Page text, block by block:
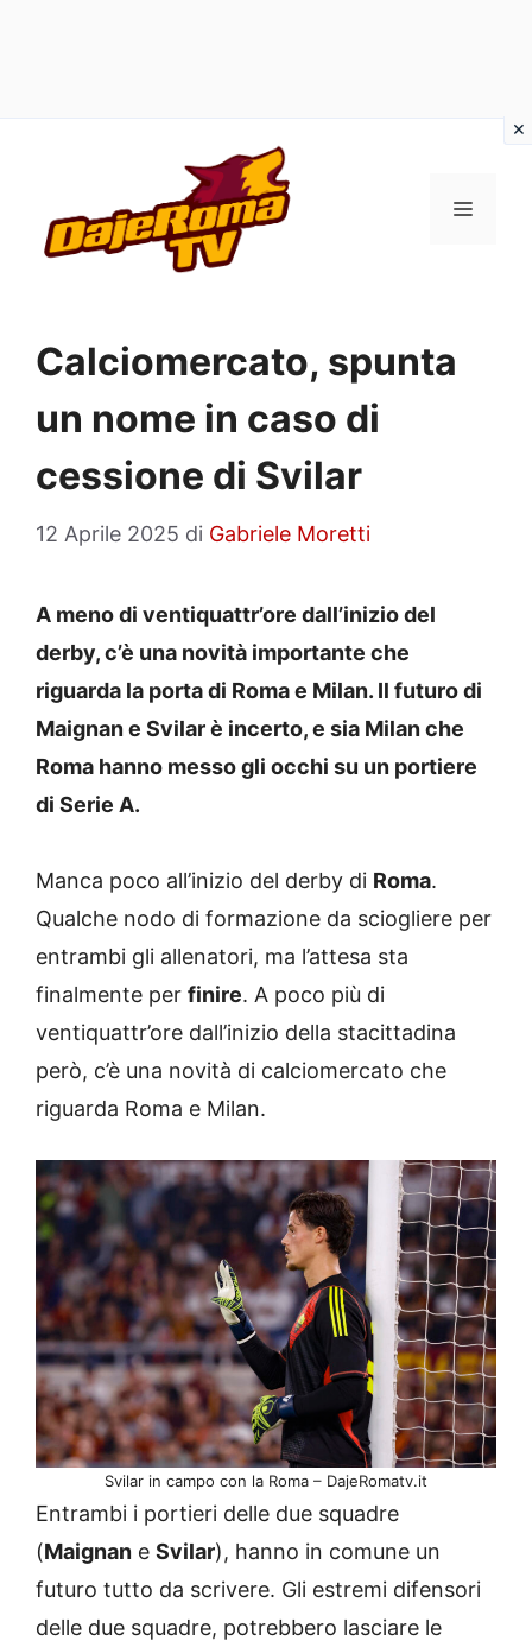
contenuto
MENU
Calciomercato, spunta
un nome in caso di
cessione di Svilar
12 Aprile 2025 di Gabriele Moretti
A meno di ventiquattr’ore dall’inizio del
derby, c’è una novità importante che
riguarda la porta di Roma e Milan. Il futuro di
Maignan e Svilar è incerto, e sia Milan che
Roma hanno messo gli occhi su un portiere
di Serie A.
Manca poco all’inizio del derby di Roma.
Qualche nodo di formazione da sciogliere per
entrambi gli allenatori, ma l’attesa sta
finalmente per finire. A poco più di
ventiquattr’ore dall’inizio della stacittadina
però, c’è una novità di calciomercato che
riguarda Roma e Milan.
Svilar in campo con la Roma – DajeRomatv.it
Entrambi i portieri delle due squadre
(Maignan e Svilar), hanno in comune un
futuro tutto da scrivere. Gli estremi difensori
delle due squadre, potrebbero lasciare le